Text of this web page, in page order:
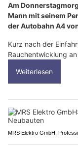
Am
Mann mit seinem
der Autobahn A4
Kurz nach der
Rauchentwicklung
Weiterlesen
MRS Elektro GmbH: